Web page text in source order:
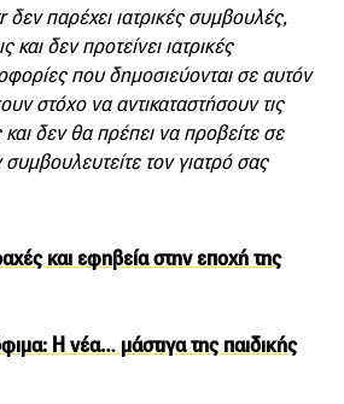
παρέχει ιατρικές συμβουλές,
και δεν προτείνει ιατρικές
που δημοσιεύονται σε αυτόν
στόχο να αντικαταστήσουν τις
δεν θα πρέπει να προβείτε σε
συμβουλευτείτε τον γιατρό σας
και εφηβεία στην εποχή της
Η νέα… μάστιγα της παιδικής